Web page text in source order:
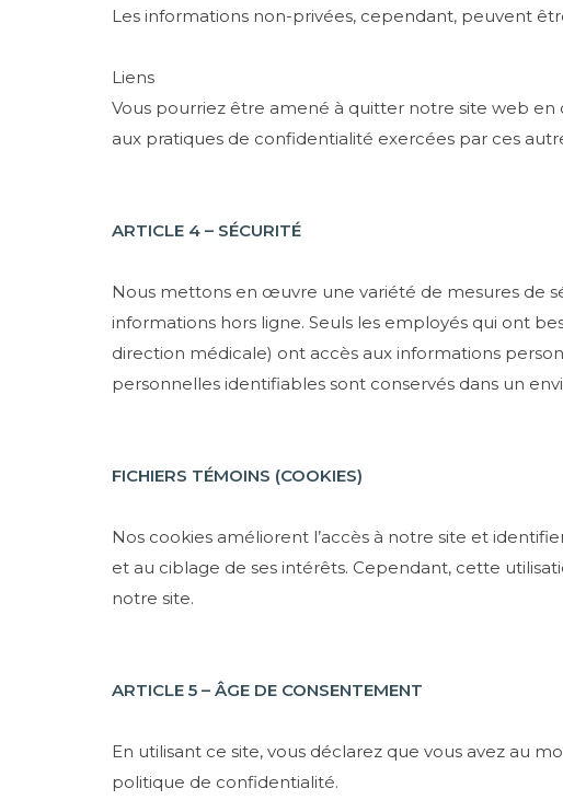
Les informations non-privées, cependant, peuvent
Liens
Vous pourriez être amené à quitter notre site web en
aux pratiques de confidentialité exercées par ces
ARTICLE 4 – SÉCURITÉ
Nous mettons en œuvre une variété de mesures de
informations hors ligne. Seuls les employés qui ont
direction médicale) ont accès aux informations
personnelles identifiables sont conservés dans un
FICHIERS TÉMOINS (COOKIES)
Nos cookies améliorent l’accès à notre site et
et au ciblage de ses intérêts. Cependant, cette
notre site.
ARTICLE 5 – ÂGE DE CONSENTEMENT
En utilisant ce site, vous déclarez que vous avez au
politique de confidentialité.